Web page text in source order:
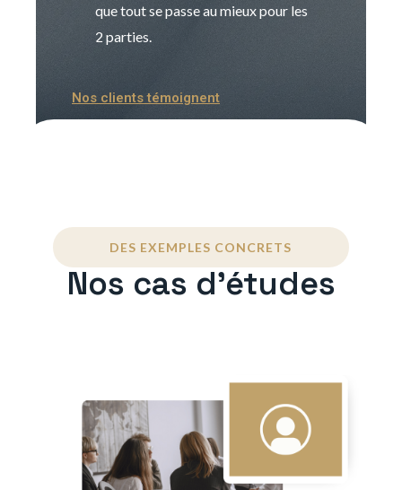
que tout se passe au mieux pour les
2 parties.
Nos clients témoignent
DES EXEMPLES CONCRETS
Nos cas d'études